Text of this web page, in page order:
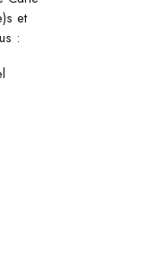
et
: